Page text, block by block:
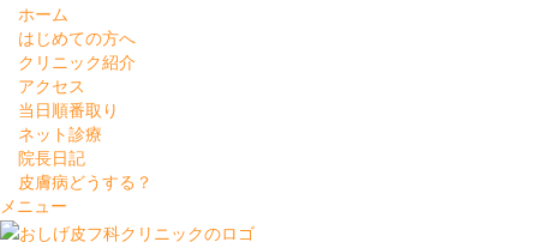
ホーム
はじめての方へ
クリニック紹介
アクセス
当日順番取り
ネット診療
院長日記
皮膚病どうする？
メニュー